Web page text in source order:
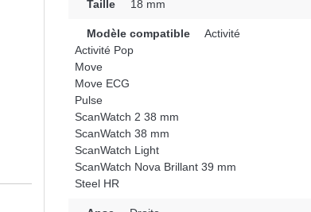
Taille 18 mm
Modèle compatible
Activité
Activité Pop
Move
Move ECG
Pulse
ScanWatch 2 38 mm
ScanWatch 38 mm
ScanWatch Light
ScanWatch Nova Brillant 39 mm
Steel HR